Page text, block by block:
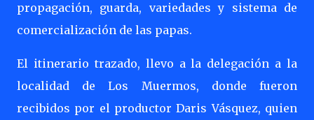
propagación, guarda, variedades y sistema de
comercialización de las papas.
El itinerario trazado, llevo a la delegación a la
localidad de Los Muermos, donde fueron
recibidos por el productor Daris Vásquez, quien